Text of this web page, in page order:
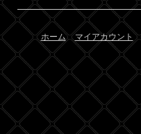
ホーム マイアカウント